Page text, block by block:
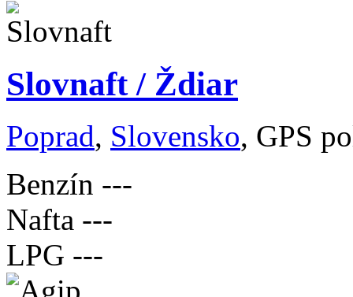
Slovnaft / Ždiar
Poprad, Slovensko, GPS
Benzín ---
Nafta ---
LPG ---